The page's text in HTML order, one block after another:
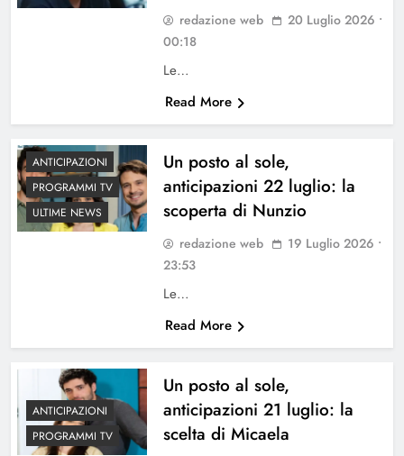
redazione web
20 Luglio 2026 •
00:18
Le…
Read More
ANTICIPAZIONI
PROGRAMMI TV
ULTIME NEWS
Un posto al sole,
anticipazioni 22 luglio: la
scoperta di Nunzio
redazione web
19 Luglio 2026 •
23:53
Le…
Read More
ANTICIPAZIONI
PROGRAMMI TV
Un posto al sole,
anticipazioni 21 luglio: la
scelta di Micaela